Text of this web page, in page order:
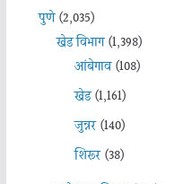
पुणे(2,035)
खेड विभाग(1,398)
आंबेगाव(108)
खेड(1,161)
जुन्नर(140)
शिरूर(38)